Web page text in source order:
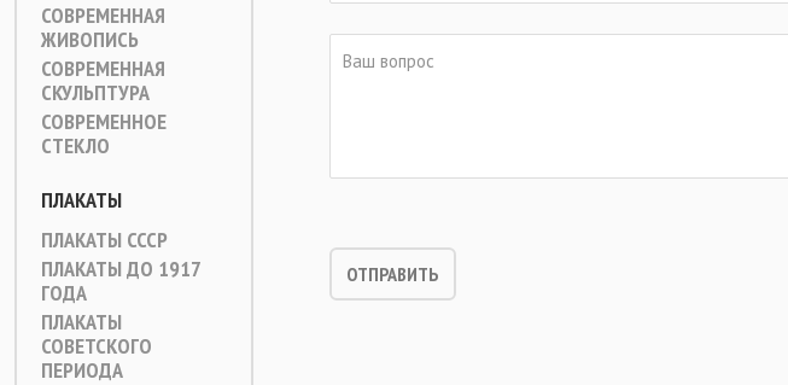
СОВРЕМЕННАЯ
ЖИВОПИСЬ
СОВРЕМЕННАЯ
СКУЛЬПТУРА
СОВРЕМЕННОЕ
СТЕКЛО
ПЛАКАТЫ
ПЛАКАТЫ СССР
ПЛАКАТЫ ДО 1917
ГОДА
ПЛАКАТЫ
СОВЕТСКОГО
ПЕРИОДА